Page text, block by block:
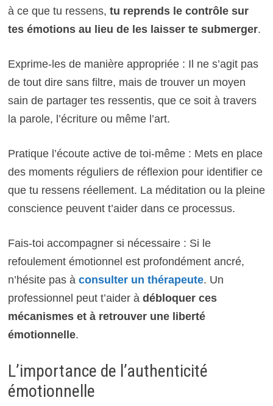
à ce que tu ressens, tu reprends le contrôle sur
tes émotions au lieu de les laisser te submerger.
Exprime-les de manière appropriée : Il ne s’agit pas
de tout dire sans filtre, mais de trouver un moyen
sain de partager tes ressentis, que ce soit à travers
la parole, l’écriture ou même l’art.
Pratique l’écoute active de toi-même : Mets en place
des moments réguliers de réflexion pour identifier ce
que tu ressens réellement. La méditation ou la pleine
conscience peuvent t’aider dans ce processus.
Fais-toi accompagner si nécessaire : Si le
refoulement émotionnel est profondément ancré,
n’hésite pas à consulter un thérapeute. Un
professionnel peut t’aider à débloquer ces
mécanismes et à retrouver une liberté
émotionnelle.
L’importance de l’authenticité
émotionnelle